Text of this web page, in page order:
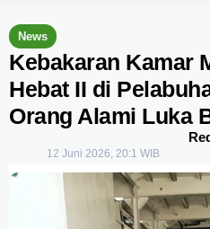
News
Kebakaran Kamar
Hebat II di
Orang Alami Luka
12 Juni 2026, 20:1 WIB